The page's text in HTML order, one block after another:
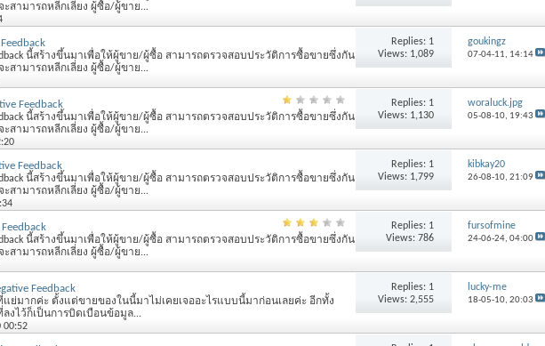
ะสามารถหลีกเลี่ยง ผู้ซื้อ/ผู้ขาย...
นี้สร้างขึ้นมาเพื่อให้ผู้ขาย/ผู้ซื้อ สามารถตรวจสอบประวัติการซื้อขายซึ่งกัน
ะสามารถหลีกเลี่ยง ผู้ซื้อ/ผู้ขาย...
Replies: 1
Views: 1,089
goukingz
07-04-11, 14:14
Feedback
นี้สร้างขึ้นมาเพื่อให้ผู้ขาย/ผู้ซื้อ สามารถตรวจสอบประวัติการซื้อขายซึ่งกัน
ะสามารถหลีกเลี่ยง ผู้ซื้อ/ผู้ขาย...
Replies: 1
Views: 1,130
woraluck.jpg
05-08-10, 19:43
Feedback
นี้สร้างขึ้นมาเพื่อให้ผู้ขาย/ผู้ซื้อ สามารถตรวจสอบประวัติการซื้อขายซึ่งกัน
ะสามารถหลีกเลี่ยง ผู้ซื้อ/ผู้ขาย...
Replies: 1
Views: 1,799
kibkay20
26-08-10, 21:09
นี้สร้างขึ้นมาเพื่อให้ผู้ขาย/ผู้ซื้อ สามารถตรวจสอบประวัติการซื้อขายซึ่งกัน
ะสามารถหลีกเลี่ยง ผู้ซื้อ/ผู้ขาย...
Replies: 1
Views: 786
fursofmine
24-06-24, 04:00
Feedback
มากค่ะ ตั้งแต่ขายของในนี้มาไม่เคยเจออะไรแบบนี้มาก่อนเลยค่ะ อีกทั้ง
ที่ลงไว้ก็เป็นการบิดเบือนข้อมูล...
00:52
Replies: 1
Views: 2,555
lucky-me
18-05-10, 20:03